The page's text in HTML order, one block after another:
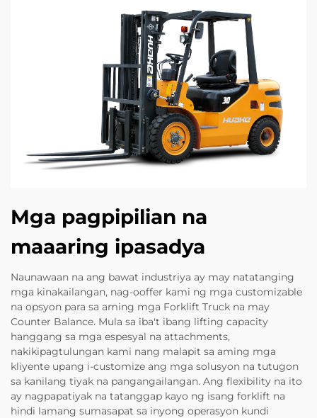
Mga pagpipilian na
maaaring ipasadya
Naunawaan na ang bawat industriya ay may natatanging
mga kinakailangan, nag-ooffer kami ng mga customizable
na opsyon para sa aming mga Forklift Truck na may
Counter Balance. Mula sa iba't ibang lifting capacity
hanggang sa mga espesyal na attachments,
nakikipagtulungan kami nang malapit sa aming mga
kliyente upang i-customize ang mga solusyon na tutugon
sa kanilang tiyak na pangangailangan. Ang flexibility na ito
ay nagpapatiyak na tatanggap kayo ng isang forklift na
hindi lamang sumasapat sa inyong operasyon kundi